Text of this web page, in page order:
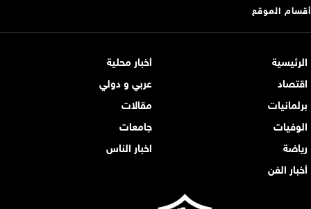
أقسام الموقع
الرئيسية
أخبار محلية
اقتصاد
عربي و دولي
برلمانيات
مقالات
الوفيات
جامعات
رياضة
اخبار الناس
أخبار الفن